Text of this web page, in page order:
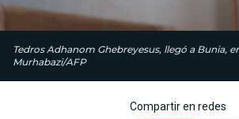
Tedros Adhanom Ghebreyesus, llegó a Bunia,
Murhabazi/AFP
Compartir en redes